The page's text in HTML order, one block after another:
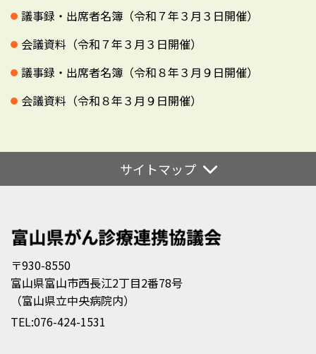
議事録・出席者名簿（令和７年３月３日開催）
会議資料（令和７年３月３日開催）
議事録・出席者名簿（令和８年３月９日開催）
会議資料（令和８年３月９日開催）
サイトマップ
〒930-8550
富山県富山市西長江2丁目2番78号
（富山県立中央病院内）
TEL:076-424-1531